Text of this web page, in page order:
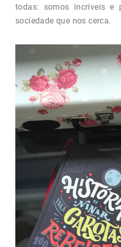
todas: somos incríveis e
sociedade que nos cerca.